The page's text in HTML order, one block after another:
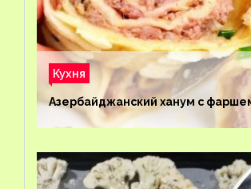
Кухня
Азербайджанский ханум с